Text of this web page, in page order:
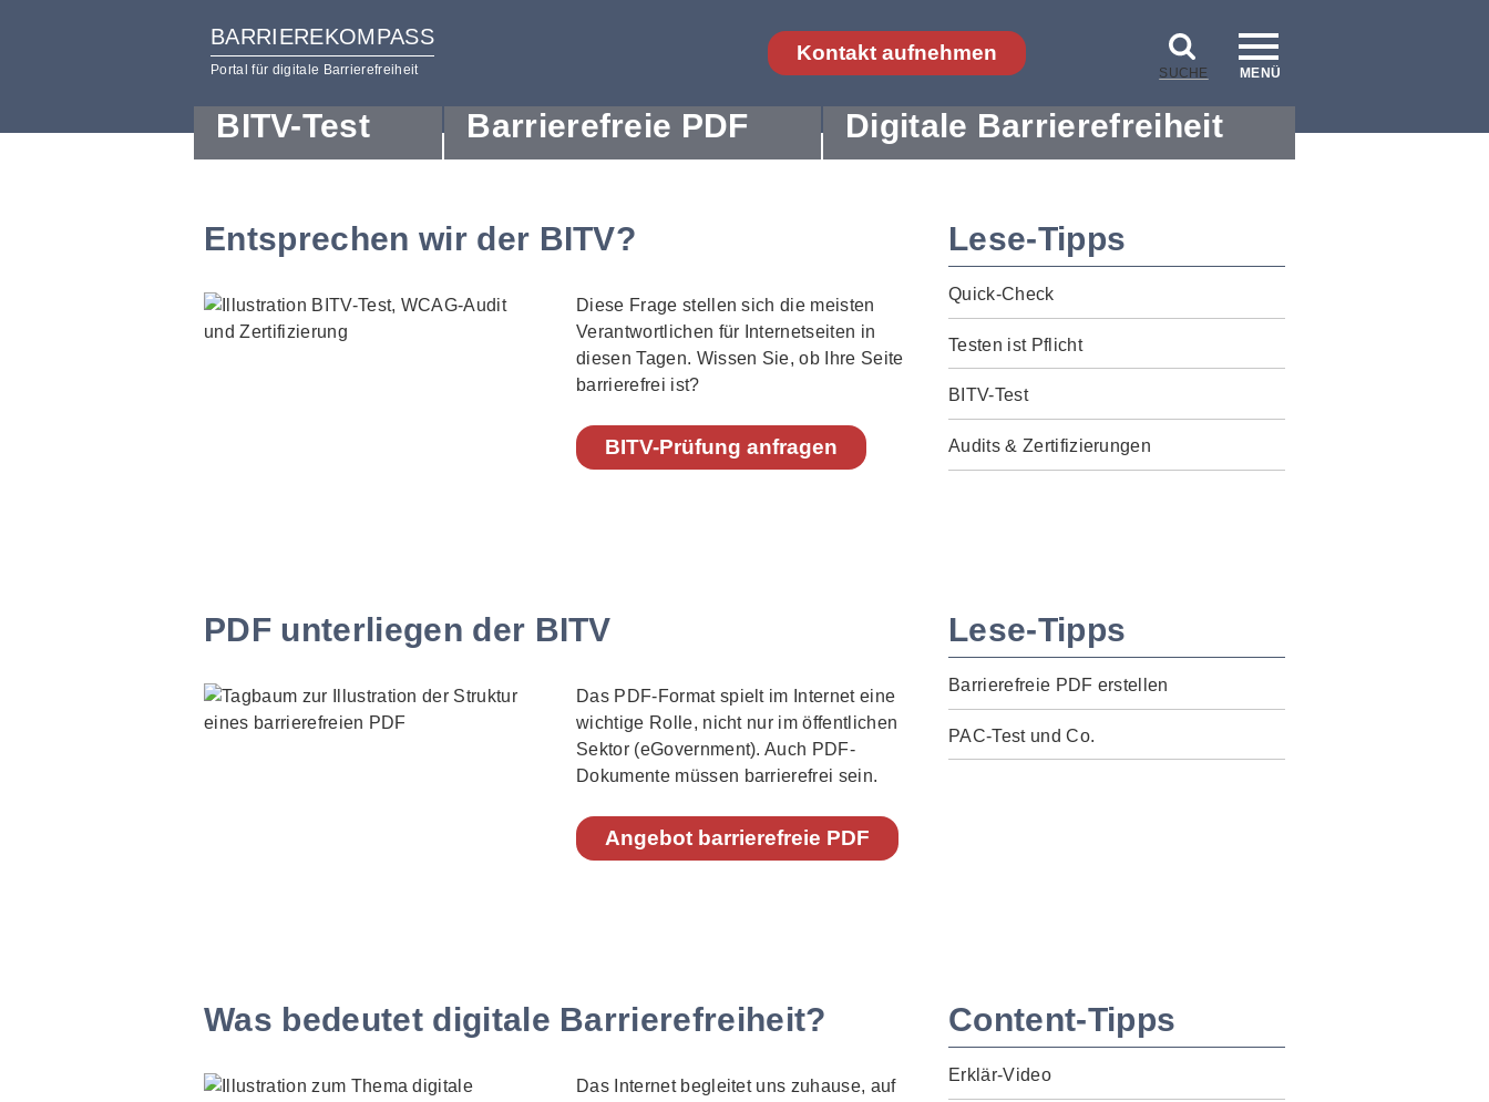
BARRIEREKOMPASS
Portal für digitale Barrierefreiheit
Kontakt aufnehmen
SUCHE MENÜ
BITV-Test Barrierefreie PDF Digitale Barrierefreiheit
Entsprechen wir der BITV?
Diese Frage stellen sich die meisten
Verantwortlichen für Internetseiten in
diesen Tagen. Wissen Sie, ob Ihre Seite
barrierefrei ist?
BITV-Prüfung anfragen
Lese-Tipps
Quick-Check
Testen ist Pflicht
BITV-Test
Audits & Zertifizierungen
PDF unterliegen der BITV
Das PDF-Format spielt im Internet eine
wichtige Rolle, nicht nur im öffentlichen
Sektor (eGovernment). Auch PDF-
Dokumente müssen barrierefrei sein.
Angebot barrierefreie PDF
Lese-Tipps
Barrierefreie PDF erstellen
PAC-Test und Co.
Was bedeutet digitale Barrierefreiheit?
Das Internet begleitet uns zuhause, auf
Content-Tipps
Erklär-Video